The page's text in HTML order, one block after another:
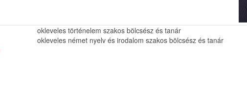
okleveles történelem szakos bölcsész és tanár
okleveles német nyelv és irodalom szakos bölcsész és tanár